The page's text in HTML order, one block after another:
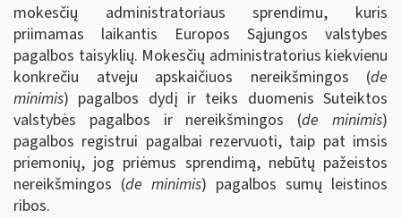
mokesčių administratoriaus sprendimu, kuris
priimamas laikantis Europos Sąjungos valstybes
pagalbos taisyklių. Mokesčių administratorius kiekvienu
konkrečiu atveju apskaičiuos nereikšmingos (de
minimis) pagalbos dydį ir teiks duomenis Suteiktos
valstybės pagalbos ir nereikšmingos (de minimis)
pagalbos registrui pagalbai rezervuoti, taip pat imsis
priemonių, jog priėmus sprendimą, nebūtų pažeistos
nereikšmingos (de minimis) pagalbos sumų leistinos
ribos.